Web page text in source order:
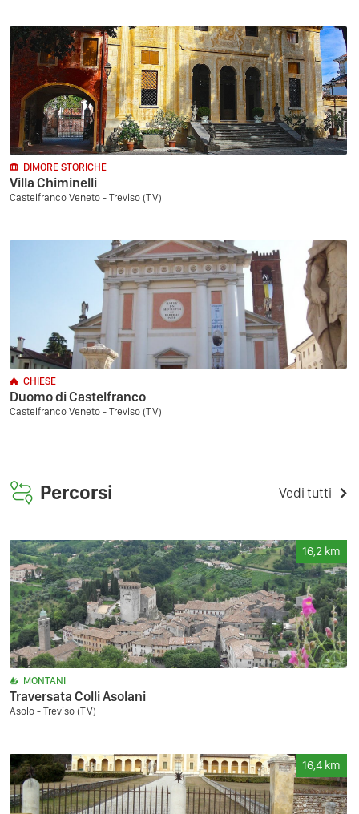
DIMORE STORICHE
Villa Chiminelli
Castelfranco Veneto - Treviso (TV)
CHIESE
Duomo di Castelfranco
Castelfranco Veneto - Treviso (TV)
Percorsi Vedi tutti
16,2 km
MONTANI
Traversata Colli Asolani
Asolo - Treviso (TV)
16,4 km